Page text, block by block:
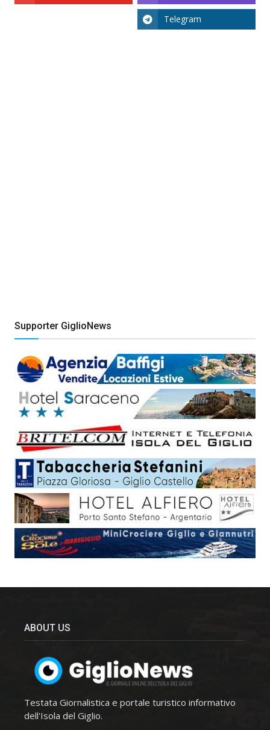
Telegram
Supporter GiglioNews
ABOUT US
Testata Giornalistica e portale turistico informativo
dell'Isola del Giglio.